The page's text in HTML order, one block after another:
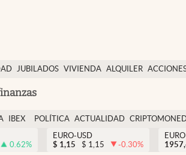
JUBILADOS VIVIENDA ALQUILER
IBEX
EURO
POLÍTICA ACTUALIDAD
0.62%
EURO-USD
$ 1,15 $ 1,15 -0.30%